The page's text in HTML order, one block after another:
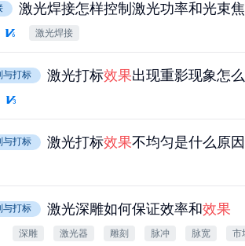
激光焊接怎样控制激光功率和光束
激光焊接
与打标 激光打标效果出现重影现象怎
与打标 激光打标效果不均匀是什么原
与打标 激光深雕如何保证效率和效果
深雕 激光器 雕刻 脉冲 脉宽 市